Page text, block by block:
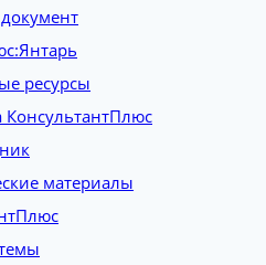
ресурсы
КонсультантПлюс
материалы